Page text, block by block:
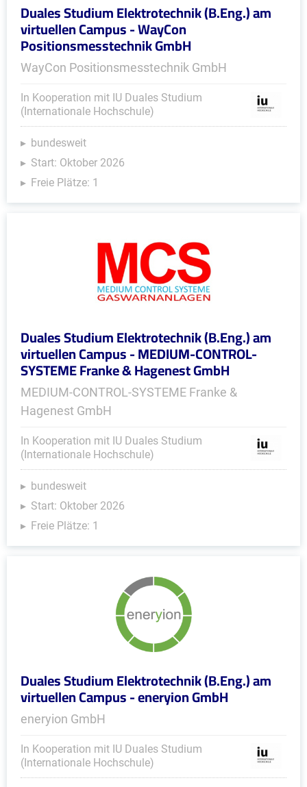
Duales Studium Elektrotechnik (B.Eng.) am
virtuellen Campus - WayCon
Positionsmesstechnik GmbH
WayCon Positionsmesstechnik GmbH
In Kooperation mit IU Duales Studium
(Internationale Hochschule)
bundesweit
Start: Oktober 2026
Freie Plätze: 1
Duales Studium Elektrotechnik (B.Eng.) am
virtuellen Campus - MEDIUM-CONTROL-
SYSTEME Franke & Hagenest GmbH
MEDIUM-CONTROL-SYSTEME Franke &
Hagenest GmbH
In Kooperation mit IU Duales Studium
(Internationale Hochschule)
bundesweit
Start: Oktober 2026
Freie Plätze: 1
Duales Studium Elektrotechnik (B.Eng.) am
virtuellen Campus - eneryion GmbH
eneryion GmbH
In Kooperation mit IU Duales Studium
(Internationale Hochschule)